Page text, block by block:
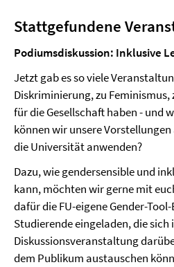
Stattgefundene
Podiumsdiskussion: Inklusive
Jetzt gab es so viele
Diskriminierung, zu Feminismus,
für die Gesellschaft haben - und
können wir unsere
die Universität anwenden?
Dazu, wie gendersensible und
kann, möchten wir gerne mit
dafür die FU-eigene Gender-
Studierende eingeladen, die
Diskussionsveranstaltung
dem Publikum austauschen